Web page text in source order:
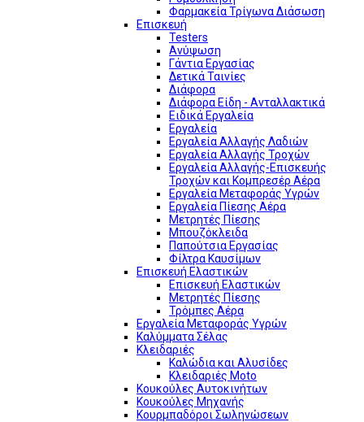
Φαρμακεία Τρίγωνα Διάσωση
Επισκευή
Testers
Ανύψωση
Γάντια Εργασίας
Δετικά Ταινίες
Διάφορα
Διάφορα Είδη - Ανταλλακτικά
Ειδικά Εργαλεία
Εργαλεία
Εργαλεία Αλλαγής Λαδιών
Εργαλεία Αλλαγής Τροχών
Εργαλεία Αλλαγής-Επισκευής
Τροχών και Κομπρεσέρ Αέρα
Εργαλεία Μεταφοράς Υγρών
Εργαλεία Πίεσης Αέρα
Μετρητές Πίεσης
Μπουζόκλειδα
Παπούτσια Εργασίας
Φίλτρα Καυσίμων
Επισκευή Ελαστικών
Επισκευή Ελαστικών
Μετρητές Πίεσης
Τρόμπες Αέρα
Εργαλεία Μεταφοράς Υγρών
Καλύμματα Σέλας
Κλειδαριές
Καλώδια και Αλυσίδες
Κλειδαριές Moto
Κουκούλες Αυτοκινήτων
Κουκούλες Μηχανής
Κουρμπαδόροι Σωληνώσεων